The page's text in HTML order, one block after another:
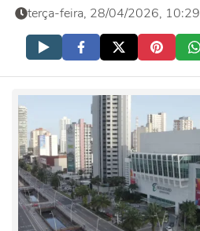
terça-feira, 28/04/2026, 10:29